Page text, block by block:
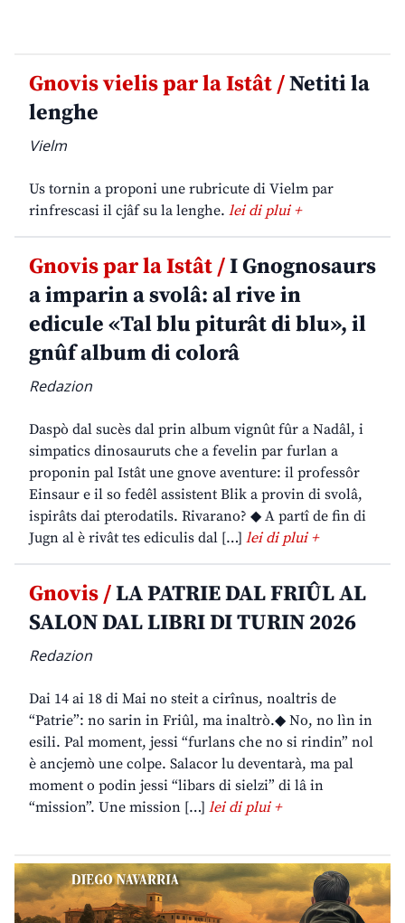
Gnovis vielis par la Istât /Netiti la
lenghe
Vielm
Us tornin a proponi une rubricute di Vielm par
rinfrescasi il cjâf su la lenghe. lei di plui +
Gnovis par la Istât /I Gnognosaurs
a imparin a svolâ: al rive in
edicule «Tal blu piturât di blu», il
gnûf album di colorâ
Redazion
Daspò dal sucès dal prin album vignût fûr a Nadâl, i
simpatics dinosauruts che a fevelin par furlan a
proponin pal Istât une gnove aventure: il professôr
Einsaur e il so fedêl assistent Blik a provin di svolâ,
ispirâts dai pterodatils. Rivarano? ◆ A partî de fin di
Jugn al è rivât tes ediculis dal […] lei di plui +
Gnovis /LA PATRIE DAL FRIÛL AL
SALON DAL LIBRI DI TURIN 2026
Redazion
Dai 14 ai 18 di Mai no steit a cirînus, noaltris de
“Patrie”: no sarin in Friûl, ma inaltrò.◆ No, no lìn in
esili. Pal moment, jessi “furlans che no si rindin” nol
è ancjemò une colpe. Salacor lu deventarà, ma pal
moment o podin jessi “libars di sielzi” di lâ in
“mission”. Une mission […] lei di plui +